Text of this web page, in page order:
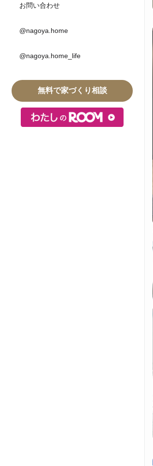
お問い合わせ
@nagoya.home
@nagoya.home_life
無料で家づくり相談